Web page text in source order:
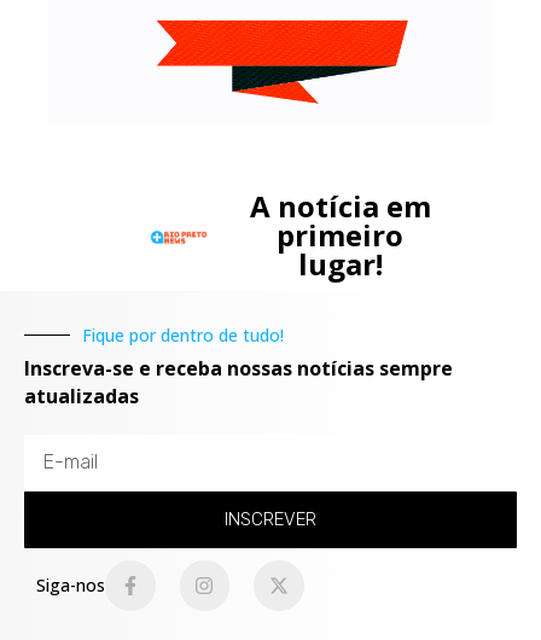
A notícia em
primeiro
lugar!
Fique por dentro de tudo!
Inscreva-se e receba nossas notícias sempre
atualizadas
INSCREVER
Siga-nos